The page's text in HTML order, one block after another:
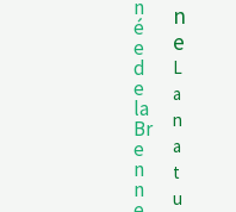
n
e
L
a
n
a
t
u